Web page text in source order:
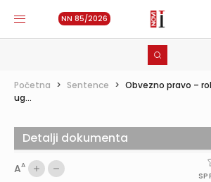
NN 85/2026
Početna > Sentence > Obvezno pravo –
ug...
AA
Detalji dokumenta